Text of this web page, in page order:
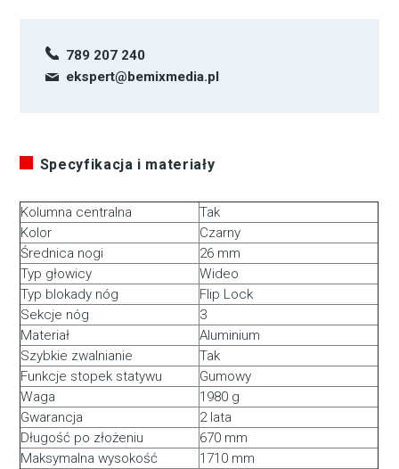
789 207 240
ekspert@bemixmedia.pl
Specyfikacja i materiały
Kolumna centralna
Tak
Kolor
Czarny
Średnica nogi
26 mm
Typ głowicy
Wideo
Typ blokady nóg
Flip Lock
Sekcje nóg
3
Materiał
Aluminium
Szybkie zwalnianie
Tak
Funkcje stopek statywu
Gumowy
Waga
1980 g
Gwarancja
2 lata
Długość po złożeniu
670 mm
Maksymalna wysokość
1710 mm